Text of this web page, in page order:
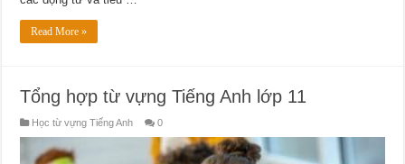
Read More »
Tổng hợp từ vựng Tiếng Anh lớp 11
Học từ vựng Tiếng Anh 0